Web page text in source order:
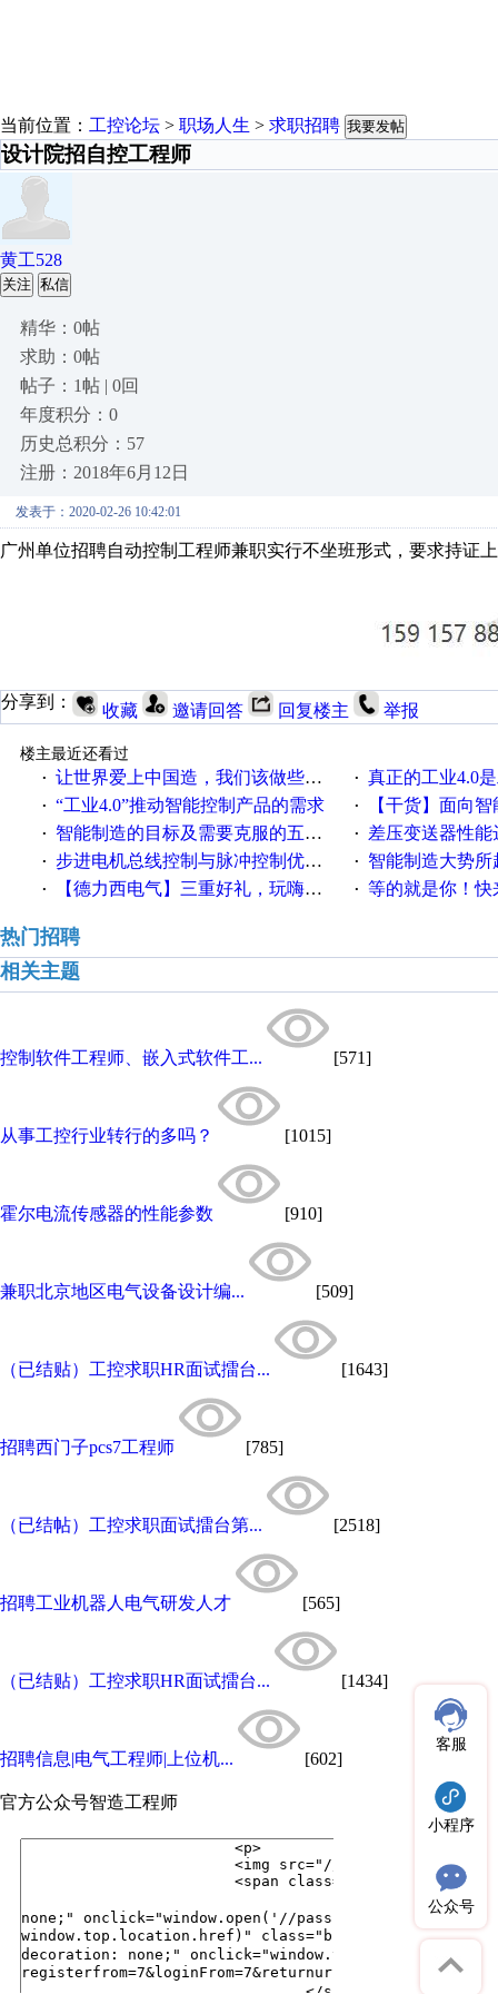
当前位置： 工控论坛 > 职场人生 > 求职招聘 我要发帖
设计院招自控工程师
黄工528
关注 私信
精华：0帖
求助：0帖
帖子：1帖 | 0回
年度积分：0
历史总积分：57
注册：2018年6月12日
发表于：2020-02-26 10:42:01
广州单位招聘自动控制工程师兼职实行不坐班形式，要求持证
分享到： 收藏 邀请回答 回复楼主 举报
楼主最近还看过
· 让世界爱上中国造，我们该做些什么 · 真正的工业4.0
· “工业4.0”推动智能控制产品的需求 · 【干货】面向
· 智能制造的目标及需要克服的五个障碍 · 差压变送器性能达
· 步进电机总线控制与脉冲控制优缺点 · 智能制造大势所趋
· 【德力西电气】三重好礼，玩嗨夏日！ · 等的就是你！快来
热门招聘
相关主题
控制软件工程师、嵌入式软件工... [571]
从事工控行业转行的多吗？ [1015]
霍尔电流传感器的性能参数 [910]
兼职北京地区电气设备设计编... [509]
（已结贴）工控求职HR面试擂台... [1643]
招聘西门子pcs7工程师 [785]
（已结帖）工控求职面试擂台第... [2518]
招聘工业机器人电气研发人才 [565]
（已结贴）工控求职HR面试擂台... [1434]
招聘信息|电气工程师|上位机... [602]
官方公众号智造工程师
客服
小程序
公众号